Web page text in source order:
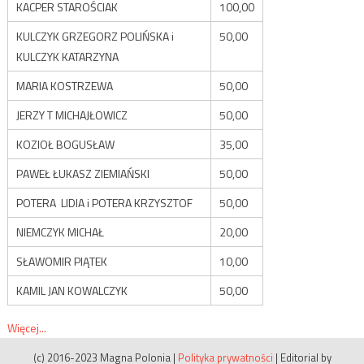
KACPER STAROŚCIAK
100,00
KULCZYK GRZEGORZ POLIŃSKA i
KULCZYK KATARZYNA
50,00
MARIA KOSTRZEWA
50,00
JERZY T MICHAJŁOWICZ
50,00
KOZIOŁ BOGUSŁAW
35,00
PAWEŁ ŁUKASZ ZIEMIAŃSKI
50,00
POTERA LIDIA i POTERA KRZYSZTOF
50,00
NIEMCZYK MICHAŁ
20,00
SŁAWOMIR PIĄTEK
10,00
KAMIL JAN KOWALCZYK
50,00
Więcej...
(c) 2016-2023 Magna Polonia | Polityka prywatności | Editorial by